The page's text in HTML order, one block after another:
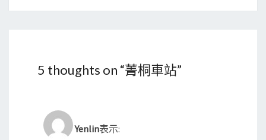
5 thoughts on “菁桐車站”
Yenlin表示: